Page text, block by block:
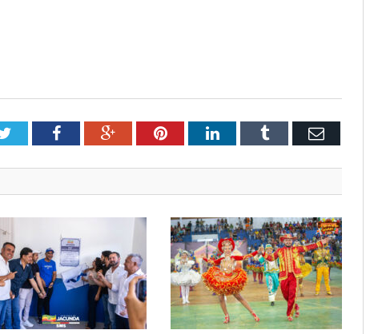
TwitterFacebookGoogle+PinterestLinkedInTumblr Email